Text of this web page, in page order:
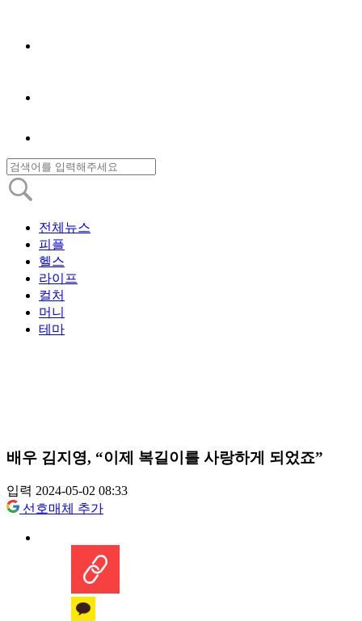
전체뉴스
피플
헬스
라이프
컬처
머니
테마
배우 김지영, “이제 복길이를 사랑하게 되었죠”
입력 2024-05-02 08:33
선호매체 추가